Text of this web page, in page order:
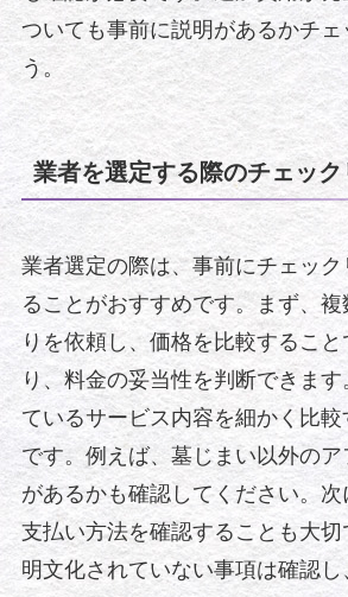
ついても事前に説明があるかチェ
う。
業者を選定する際のチェック
業者選定の際は、事前にチェッ
ることがおすすめです。まず、
りを依頼し、価格を比較するこ
り、料金の妥当性を判断できま
ているサービス内容を細かく比
です。例えば、墓じまい以外の
があるかも確認してください。
支払い方法を確認することも大
明文化されていない事項は確認